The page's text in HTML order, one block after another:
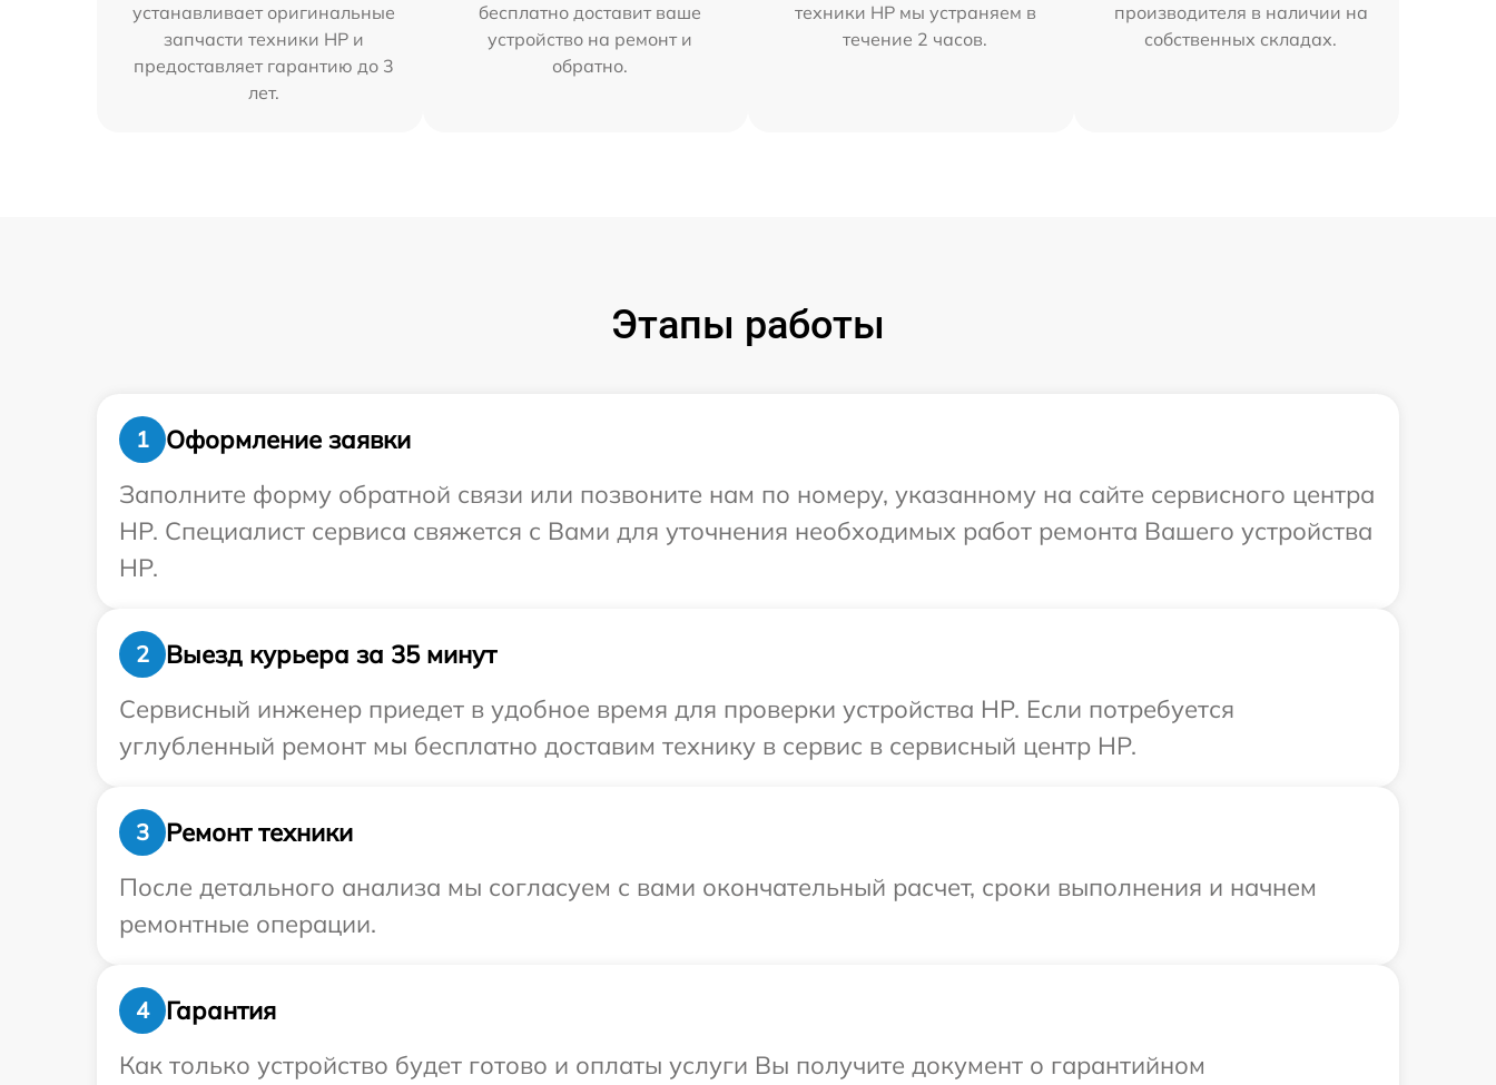
устанавливает оригинальные
запчасти техники HP и
предоставляет гарантию до 3
лет.
бесплатно доставит ваше
устройство на ремонт и
обратно.
техники HP мы устраняем в
течение 2 часов.
производителя в наличии на
собственных складах.
Этапы работы
1
Оформление заявки
Заполните форму обратной связи или позвоните нам по номеру, указанному на сайте сервисного центра
HP. Специалист сервиса свяжется с Вами для уточнения необходимых работ ремонта Вашего устройства
HP.
2
Выезд курьера за 35 минут
Сервисный инженер приедет в удобное время для проверки устройства HP. Если потребуется
углубленный ремонт мы бесплатно доставим технику в сервис в сервисный центр HP.
3
Ремонт техники
После детального анализа мы согласуем с вами окончательный расчет, сроки выполнения и начнем
ремонтные операции.
4
Гарантия
Как только устройство будет готово и оплаты услуги Вы получите документ о гарантийном